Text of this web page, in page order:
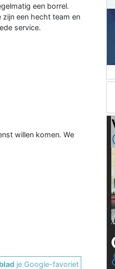
een borrel.
zijn een hecht team en
service.
willen komen. We
je Google-favoriet